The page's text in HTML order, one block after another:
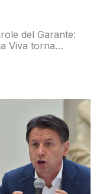
del Garante:
Viva torna